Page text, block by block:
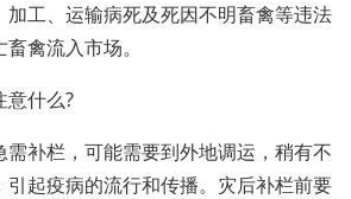
加工、运输病死及死因不明畜禽等违法
禽流入市场。
意什么?
补栏，可能需要到外地调运，稍有不
引起疫病的流行和传播。灾后补栏前要